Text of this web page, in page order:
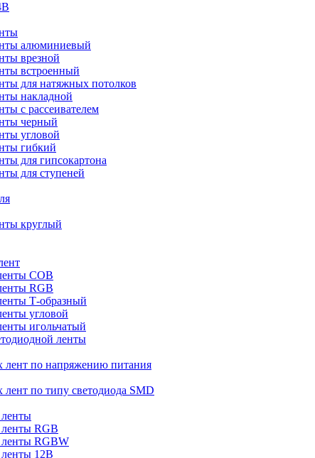
алюминиевый
врезной
встроенный
для натяжных потолков
накладной
с рассеивателем
черный
угловой
гибкий
для гипсокартона
для ступеней
круглый
COB
RGB
Т-образный
угловой
игольчатый
ленты
лент по напряжению питания
по типу светодиода SMD
ленты
ленты RGB
ленты RGBW
ленты 12В